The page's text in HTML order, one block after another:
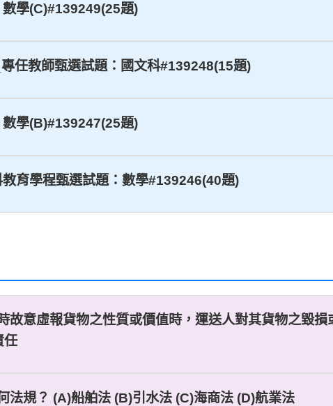
學(C)#139249(25題)
任教師甄選試題：國文科#139248(15題)
學(B)#139247(25題)
育學程甄選試題：數學#139246(40題)
故意虛報貨物之性質或價值時，運送人對其貨物之毀
任
法規？ (A)船舶法 (B)引水法 (C)海商法 (D)航業法